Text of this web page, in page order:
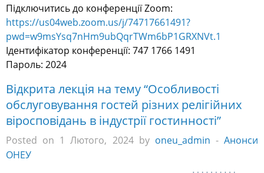
Підключитись до конференції Zoom:
https://us04web.zoom.us/j/74717661491?
pwd=w9msYsq7nHm9ubQqrTWm6bP1GRXNVt.1
Ідентифікатор конференції: 747 1766 1491
Пароль: 2024
Відкрита лекція на тему “Особливості
обслуговування гостей різних релігійних
віросповідань в індустрії гостинності”
Posted on 1 Лютого, 2024 by oneu_admin - Анонси
ОНЕУ